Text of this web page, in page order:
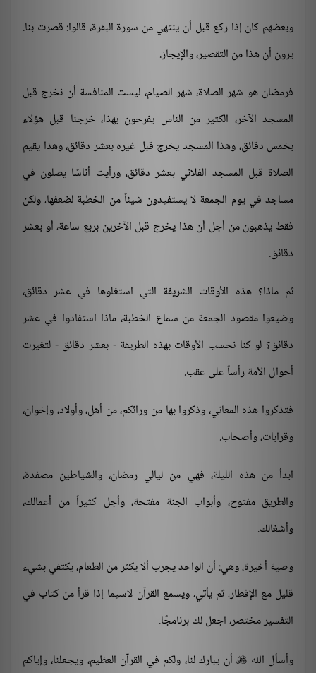
وبعضهم كان إذا ركع قبل أن ينتهي من سورة البقرة، قالوا: قصرت بنا.
يرون أن هذا من التقصير، والإيجاز.
فرمضان هو شهر الصلاة، شهر الصيام، ليست المنافسة أن نخرج قبل
المسجد الآخر، الكثير من الناس يفرحون بهذا، خرجنا قبل هؤلاء
بخمس دقائق، وهذا المسجد يخرج قبل غيره بعشر دقائق، وهذا يقيم
الصلاة قبل المسجد الفلاني بعشر دقائق، ورأيت أناسًا يصلون في
مساجد في يوم الجمعة لا يستفيدون شيئاً من الخطبة لضعفها، ولكن
فقط يذهبون من أجل أن هذا يخرج قبل الآخرين بربع ساعة، أو بعشر
دقائق.
ثم ماذا؟ هذه الأوقات الشريفة التي استغلوها في عشر دقائق،
وضيعوا مقصود الجمعة من سماع الخطبة، ماذا استفادوا في عشر
دقائق؟ لو كنا نحسب الأوقات بهذه الطريقة - بعشر دقائق - لتغيرت
أحوال الأمة رأساً على عقب.
فتذكروا هذه المعاني، وذكروا بها من ورائكم، من أهل، وأولاد، وإخوان،
وقرابات، وأصحاب.
ابدأ من هذه الليلة، فهي من ليالي رمضان، والشياطين مصفدة،
والطريق مفتوح، وأبواب الجنة مفتحة، وأجل كثيراً من أعمالك،
وأشغالك.
وصية أخيرة، وهي: أن الواحد يجرب ألا يكثر من الطعام، يكتفي بشيء
قليل مع الإفطار، ثم يأتي، ويسمع القرآن لاسيما إذا قرأ من كتاب في
التفسير مختصر، اجعل لك برنامجًا.
وأسأل الله أن يبارك لنا، ولكم في القرآن العظيم، ويجعلنا، وإياكم